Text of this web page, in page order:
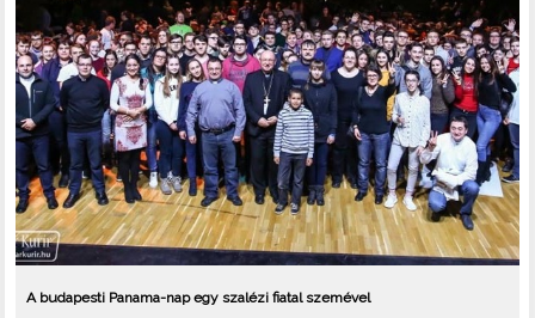
A budapesti Panama-nap egy szalézi fiatal szemével